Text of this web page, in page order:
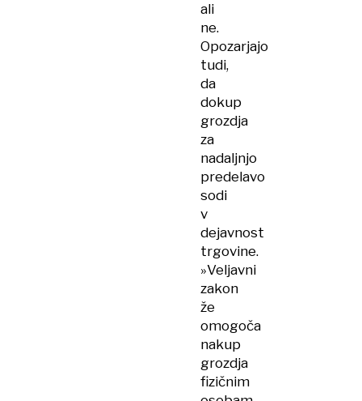
ali
ne.
Opozarjajo
tudi,
da
dokup
grozdja
za
nadaljnjo
predelavo
sodi
v
dejavnost
trgovine.
»Veljavni
zakon
že
omogoča
nakup
grozdja
fizičnim